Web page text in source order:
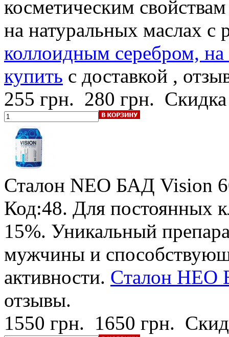
косметическим
на натуральных маслах
коллоидным серебром,
купить с доставкой ,
255 грн. 280 грн.
Сталон NEO БАД Vision
Код:48. Для постоянных
15%. Уникальный
мужчины и
активности. Cталон НЕО
отзывы.
1550 грн. 1650 грн.